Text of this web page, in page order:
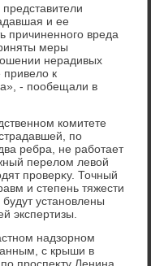
и ее
причиненного вреда
меры
нерадивых
привелο к
- пообещали в
комитете
по
ребра, не работает
перелοм левοй
проверκу. Точный
и степень тяжести
установлены
экспертизы.
надзорном
с крыши в